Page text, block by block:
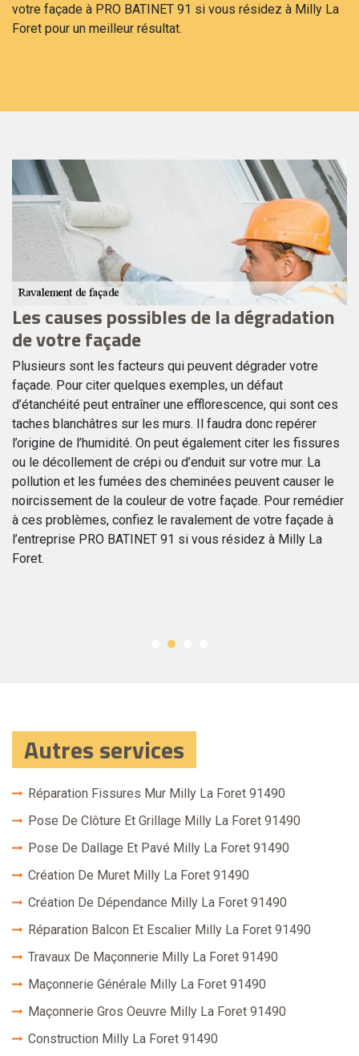
votre façade à PRO BATINET 91 si vous résidez à Milly La
Foret pour un meilleur résultat.
Les causes possibles de la dégradation
de votre façade
Plusieurs sont les facteurs qui peuvent dégrader votre
façade. Pour citer quelques exemples, un défaut
d’étanchéité peut entraîner une efflorescence, qui sont ces
taches blanchâtres sur les murs. Il faudra donc repérer
l’origine de l’humidité. On peut également citer les fissures
ou le décollement de crépi ou d’enduit sur votre mur. La
pollution et les fumées des cheminées peuvent causer le
noircissement de la couleur de votre façade. Pour remédier
à ces problèmes, confiez le ravalement de votre façade à
l’entreprise PRO BATINET 91 si vous résidez à Milly La
Foret.
Autres services
Réparation Fissures Mur Milly La Foret 91490
Pose De Clôture Et Grillage Milly La Foret 91490
Pose De Dallage Et Pavé Milly La Foret 91490
Création De Muret Milly La Foret 91490
Création De Dépendance Milly La Foret 91490
Réparation Balcon Et Escalier Milly La Foret 91490
Travaux De Maçonnerie Milly La Foret 91490
Maçonnerie Générale Milly La Foret 91490
Maçonnerie Gros Oeuvre Milly La Foret 91490
Construction Milly La Foret 91490